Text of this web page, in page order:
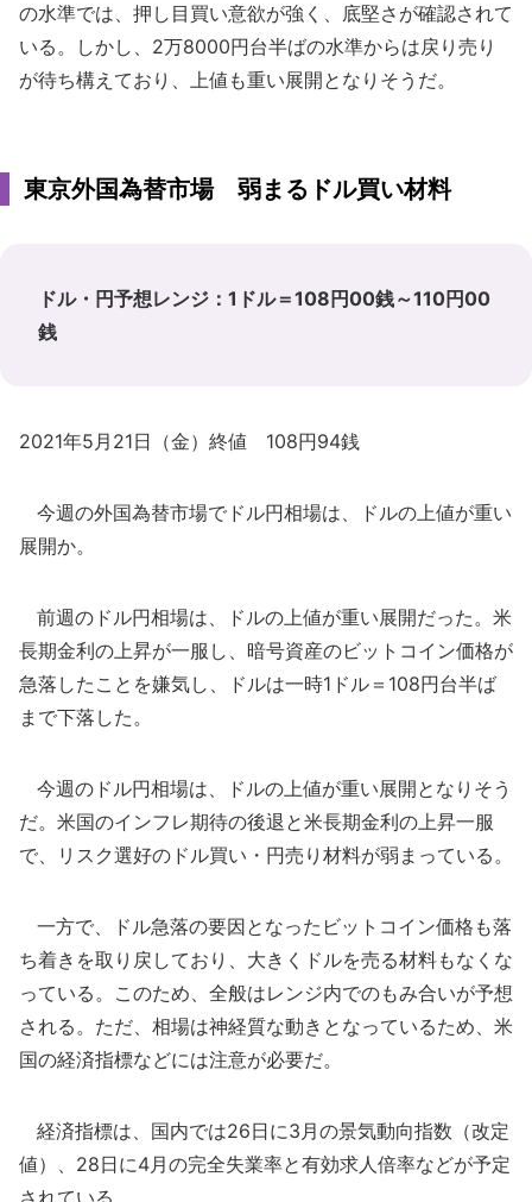
の水準では、押し目買い意欲が強く、底堅さが確認されて
いる。しかし、2万8000円台半ばの水準からは戻り売り
が待ち構えており、上値も重い展開となりそうだ。
東京外国為替市場 弱まるドル買い材料
ドル・円予想レンジ：1ドル＝108円00銭～110円00
銭
2021年5月21日（金）終値 108円94銭
今週の外国為替市場でドル円相場は、ドルの上値が重い
展開か。
前週のドル円相場は、ドルの上値が重い展開だった。米
長期金利の上昇が一服し、暗号資産のビットコイン価格が
急落したことを嫌気し、ドルは一時1ドル＝108円台半ば
まで下落した。
今週のドル円相場は、ドルの上値が重い展開となりそう
だ。米国のインフレ期待の後退と米長期金利の上昇一服
で、リスク選好のドル買い・円売り材料が弱まっている。
一方で、ドル急落の要因となったビットコイン価格も落
ち着きを取り戻しており、大きくドルを売る材料もなくな
っている。このため、全般はレンジ内でのもみ合いが予想
される。ただ、相場は神経質な動きとなっているため、米
国の経済指標などには注意が必要だ。
経済指標は、国内では26日に3月の景気動向指数（改定
値）、28日に4月の完全失業率と有効求人倍率などが予定
されている。